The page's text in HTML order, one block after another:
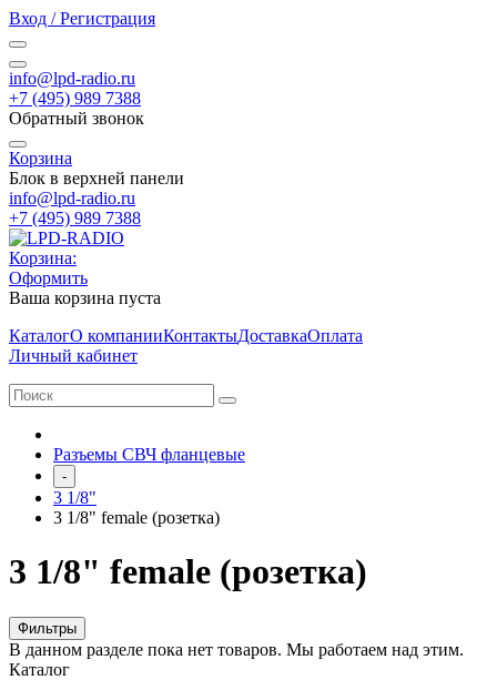
Вход / Регистрация
info@lpd-radio.ru
+7 (495) 989 7388
Обратный звонок
Корзина
Блок в верхней панели
info@lpd-radio.ru
+7 (495) 989 7388
Корзина:
Оформить
Ваша корзина пуста
КаталогО компанииКонтактыДоставкаОплата
Личный кабинет
Разъемы СВЧ фланцевые
-
3 1/8"
3 1/8" female (розетка)
3 1/8" female (розетка)
Фильтры
В данном разделе пока нет товаров. Мы работаем над этим.
Каталог